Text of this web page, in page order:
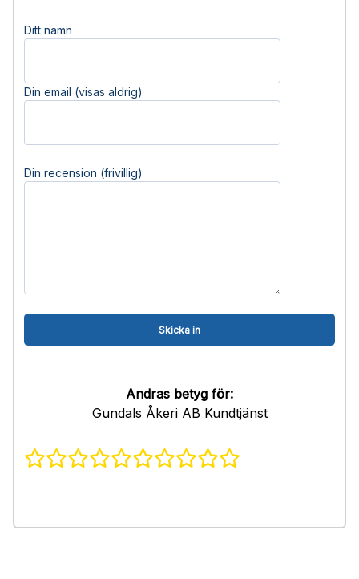
Ditt namn
Din email (visas aldrig)
Din recension (frivillig)
Andras betyg för:
Gundals Åkeri AB Kundtjänst